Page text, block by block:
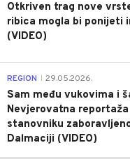
Otkriven trag nove
ribica mogla bi ponijeti
(VIDEO)
REGION 29.05.2026.
Sam među vukovima i
Nevjerovatna
stanovniku
Dalmaciji (VIDEO)